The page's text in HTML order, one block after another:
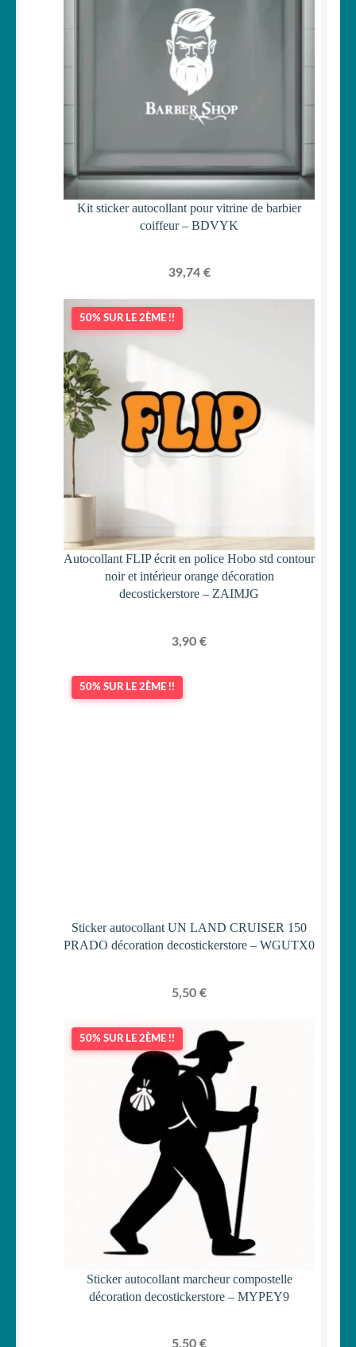
Kit sticker autocollant pour vitrine de barbier
coiffeur – BDVYK
39,74 €
50% SUR LE 2ÈME !!
Autocollant FLIP écrit en police Hobo std contour
noir et intérieur orange décoration
decostickerstore – ZAIMJG
3,90 €
50% SUR LE 2ÈME !!
Sticker autocollant UN LAND CRUISER 150
PRADO décoration decostickerstore – WGUTX0
5,50 €
50% SUR LE 2ÈME !!
Sticker autocollant marcheur compostelle
décoration decostickerstore – MYPEY9
5,50 €